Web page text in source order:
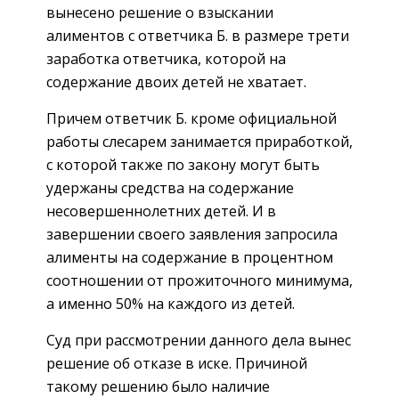
вынесено решение о взыскании
алиментов с ответчика Б. в размере трети
заработка ответчика, которой на
содержание двоих детей не хватает.
Причем ответчик Б. кроме официальной
работы слесарем занимается приработкой,
с которой также по закону могут быть
удержаны средства на содержание
несовершеннолетних детей. И в
завершении своего заявления запросила
алименты на содержание в процентном
соотношении от прожиточного минимума,
а именно 50% на каждого из детей.
Суд при рассмотрении данного дела вынес
решение об отказе в иске. Причиной
такому решению было наличие